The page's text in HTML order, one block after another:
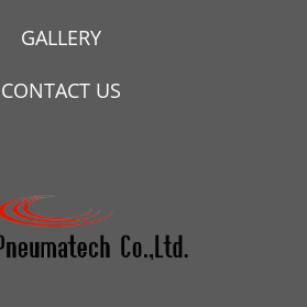
GALLERY
CONTACT US